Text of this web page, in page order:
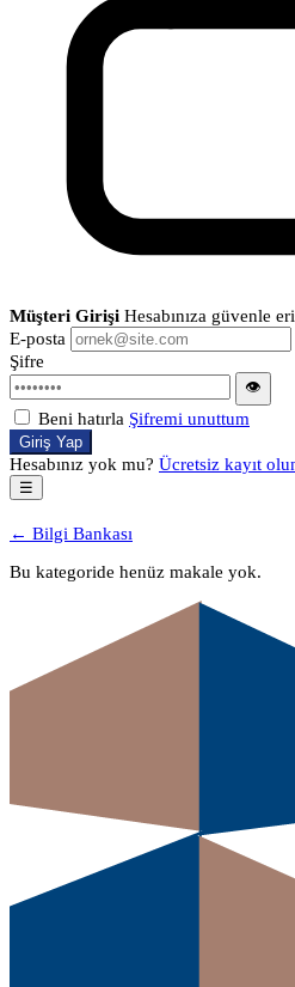
Müşteri Girişi Hesabınıza güvenle
E-posta
Şifre
👁
Beni hatırla Şifremi unuttum
Giriş Yap
Hesabınız yok mu? Ücretsiz kayıt
☰
← Bilgi Bankası
Bu kategoride henüz makale yok.